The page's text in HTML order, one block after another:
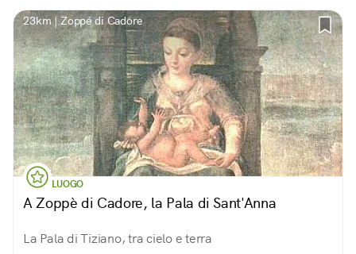
23km | Zoppé di Cadore
LUOGO
A Zoppè di Cadore, la Pala di Sant'Anna
La Pala di Tiziano, tra cielo e terra